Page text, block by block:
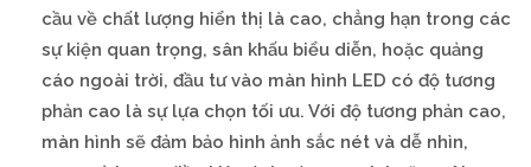
cầu về chất lượng hiển thị là cao, chẳng hạn trong các
sự kiện quan trọng, sân khấu biểu diễn, hoặc quảng
cáo ngoài trời, đầu tư vào màn hình LED có độ tương
phản cao là sự lựa chọn tối ưu. Với độ tương phản cao,
màn hình sẽ đảm bảo hình ảnh sắc nét và dễ nhìn,